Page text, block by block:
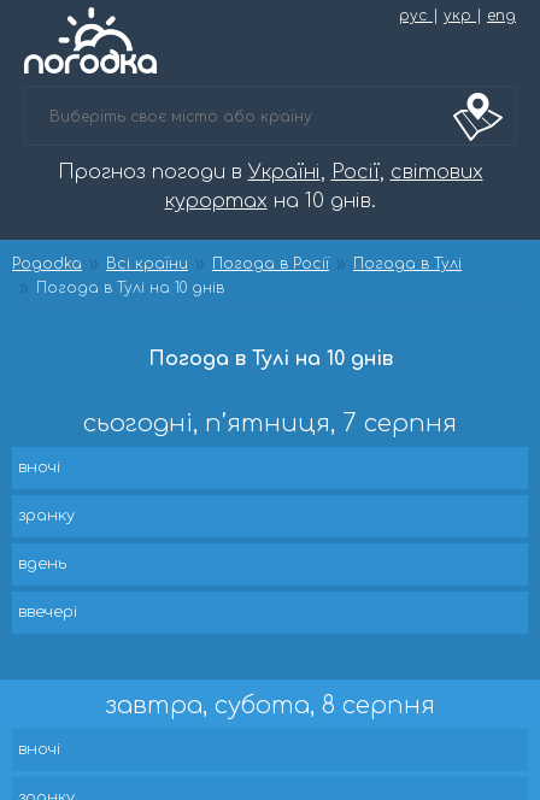
рус укр eng
Прогноз погоди в Україні, Росії, світових
курортах на 10 днів.
Pogodka Всі країни Погода в Росії
Погода в Тулі
Погода в Тулі на 10 днів
Погода в Тулі на 10 днів
сьогодні, п’ятниця, 7 серпня
вночі
зранку
вдень
ввечері
завтра, субота, 8 серпня
вночі